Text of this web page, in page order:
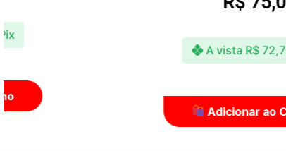
72,75 no Pix
Adicionar ao Carrinho